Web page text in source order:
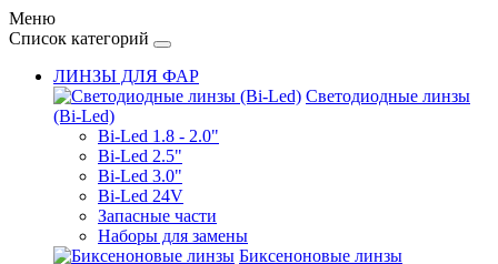
Меню
Список категорий
ЛИНЗЫ ДЛЯ ФАР
Светодиодные линзы
(Bi-Led)
Bi-Led 1.8 - 2.0"
Bi-Led 2.5"
Bi-Led 3.0"
Bi-Led 24V
Запасные части
Наборы для замены
Биксеноновые линзы